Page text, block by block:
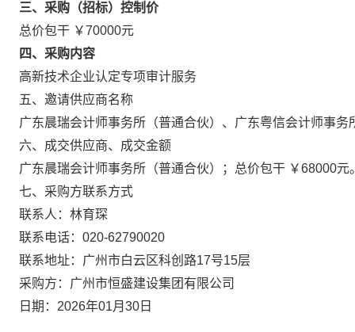
三、采购（招标）控制价
总价包干 ￥70000元
四、采购内容
高新技术企业认定专项审计服务
五、邀请供应商名称
广东晨瑞会计师事务所（普通合伙）、广东粤信会计师事
六、成交供应商、成交金额
广东晨瑞会计师事务所（普通合伙）；总价包干 ￥68000元
七、采购方联系方式
联系人：林育琛
联系电话：020-62790020
联系地址：广州市白云区科创路17号15层
采购方：广州市恒盛建设集团有限公司
日期：2026年01月30日